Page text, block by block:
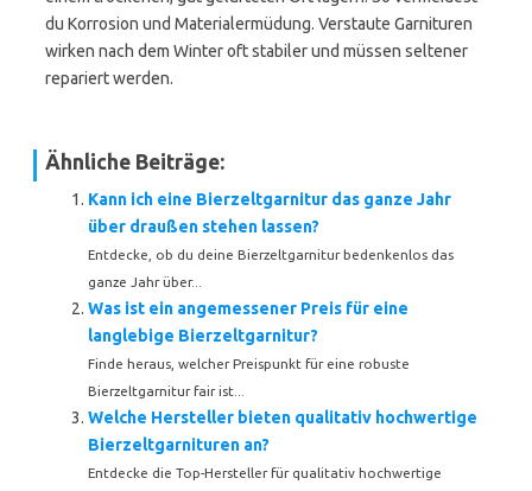
du Korrosion und Materialermüdung. Verstaute Garnituren
wirken nach dem Winter oft stabiler und müssen seltener
repariert werden.
Ähnliche Beiträge:
Kann ich eine Bierzeltgarnitur das ganze Jahr
über draußen stehen lassen?
Entdecke, ob du deine Bierzeltgarnitur bedenkenlos das
ganze Jahr über...
Was ist ein angemessener Preis für eine
langlebige Bierzeltgarnitur?
Finde heraus, welcher Preispunkt für eine robuste
Bierzeltgarnitur fair ist...
Welche Hersteller bieten qualitativ hochwertige
Bierzeltgarnituren an?
Entdecke die Top-Hersteller für qualitativ hochwertige